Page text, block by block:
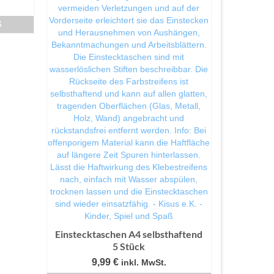
Einstecktaschen A4 selbsthaftend
5 Stück
9,99 € inkl. MwSt.